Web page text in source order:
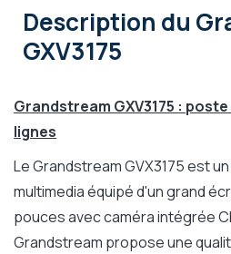
Description du
GXV3175
Grandstream GXV3175 : poste
lignes
Le Grandstream GVX3175 est
multimedia équipé d'un grand
pouces avec caméra intégrée
Grandstream propose une